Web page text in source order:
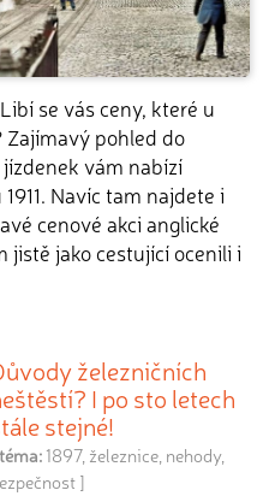
se vás ceny, které u
pohled do
vám nabízí
Navíc tam najdete i
cenové akci anglické
jistě jako cestující ocenili i
železničních
I po sto letech
stejné!
téma: 1897, železnice nehody,
]